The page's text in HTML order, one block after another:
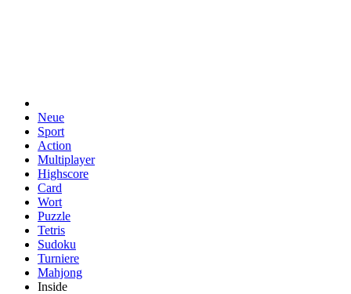
Neue
Sport
Action
Multiplayer
Highscore
Card
Wort
Puzzle
Tetris
Sudoku
Turniere
Mahjong
Inside